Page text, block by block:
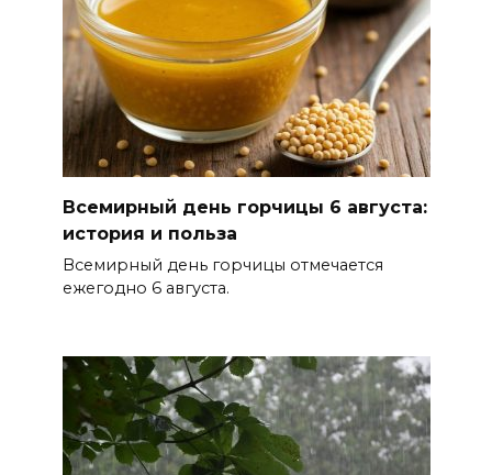
06 августа 2026 14:33
Диспансеризация дончан
старше 65 лет
БОЛЬШЕ НОВОСТЕЙ
Всемирный день горчицы 6 августа:
история и польза
Всемирный день горчицы отмечается
ежегодно 6 августа.